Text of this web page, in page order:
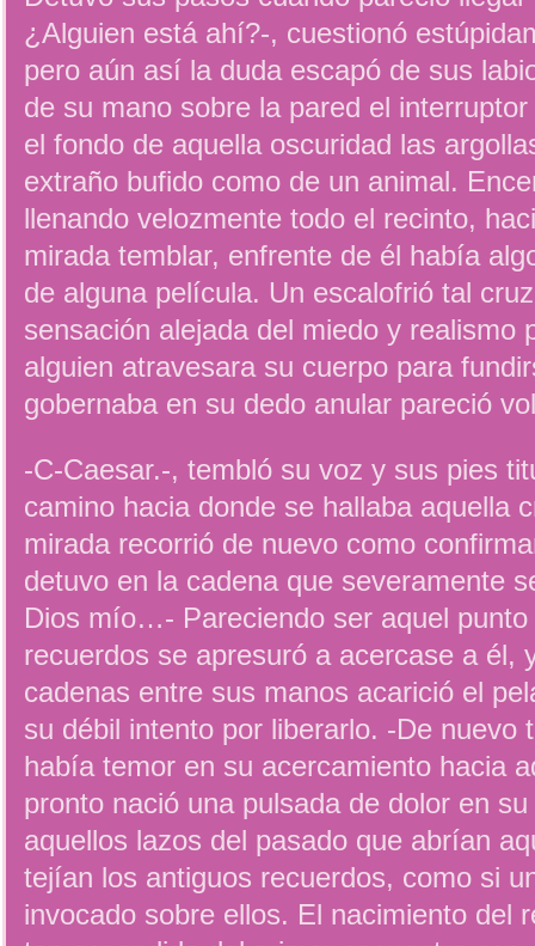
¿Alguien está ahí?-, cuestionó
pero aún así la duda escapó de sus
de su mano sobre la pared el
el fondo de aquella oscuridad las
extraño bufido como de un animal.
llenando velozmente todo el recinto,
mirada temblar, enfrente de él había
de alguna película. Un escalofrió tal
sensación alejada del miedo y realismo
alguien atravesara su cuerpo para
gobernaba en su dedo anular pareció
-C-Caesar.-, tembló su voz y sus pies
camino hacia donde se hallaba aquella
mirada recorrió de nuevo como
detuvo en la cadena que severamente
Dios mío…- Pareciendo ser aquel
recuerdos se apresuró a acercase a él,
cadenas entre sus manos acarició el
su débil intento por liberarlo. -De
había temor en su acercamiento hacia
pronto nació una pulsada de dolor en
aquellos lazos del pasado que abrían
tejían los antiguos recuerdos, como si
invocado sobre ellos. El nacimiento del